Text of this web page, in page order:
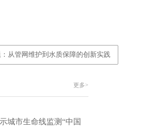
从管网维护到水质保障的创新实践
更多>
城市生命线监测“中国